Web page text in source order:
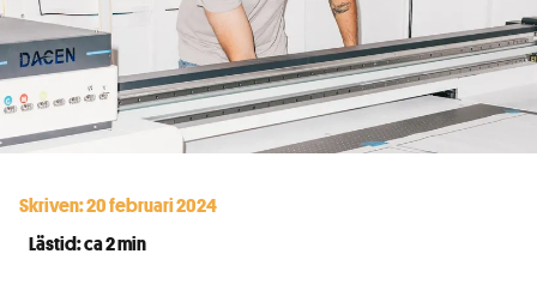
Skriven: 20 februari 2024
Lästid: ca 2 min